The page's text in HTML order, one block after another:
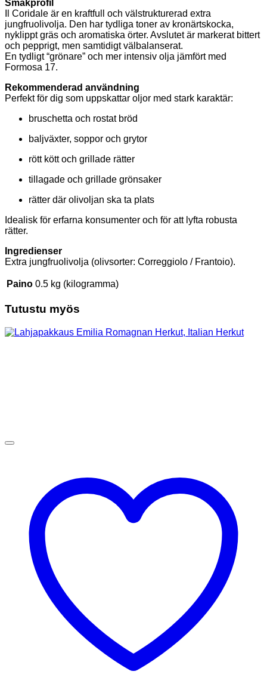
Smakprofil
Il Coridale är en kraftfull och välstrukturerad extra
jungfruolivolja. Den har tydliga toner av kronärtskocka,
nyklippt gräs och aromatiska örter. Avslutet är markerat bittert
och pepprigt, men samtidigt välbalanserat.
En tydligt “grönare” och mer intensiv olja jämfört med
Formosa 17.
Rekommenderad användning
Perfekt för dig som uppskattar oljor med stark karaktär:
bruschetta och rostat bröd
baljväxter, soppor och grytor
rött kött och grillade rätter
tillagade och grillade grönsaker
rätter där olivoljan ska ta plats
Idealisk för erfarna konsumenter och för att lyfta robusta
rätter.
Ingredienser
Extra jungfruolivolja (olivsorter: Correggiolo / Frantoio).
Paino 0.5 kg (kilogramma)
Tutustu myös